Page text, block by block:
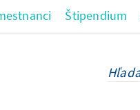
Štipendium